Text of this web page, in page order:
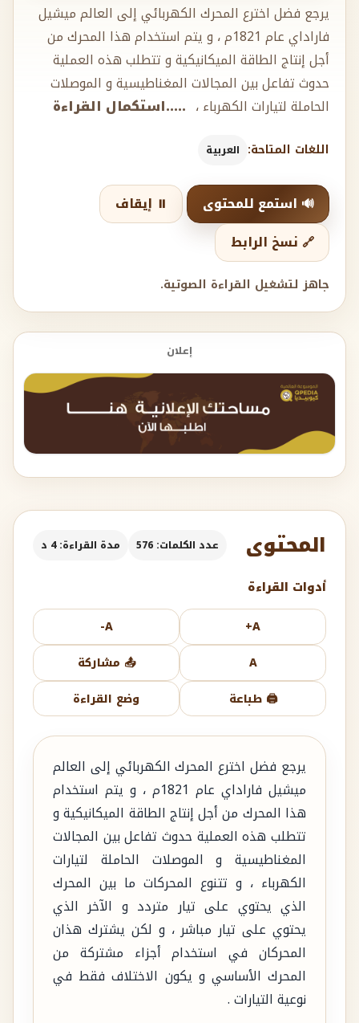
يرجع فضل اخترع المحرك الكهربائي إلى العالم ميشيل
فاراداي عام 1821م ، و يتم استخدام هذا المحرك من
أجل إنتاج الطاقة الميكانيكية و تتطلب هذه العملية
حدوث تفاعل بين المجالات المغناطيسية و الموصلات
الحاملة لتيارات الكهرباء ، .....استكمال القراءة
اللغات المتاحة: العربية
🔊 استمع للمحتوى
⏸️ إيقاف
🔗 نسخ الرابط
جاهز لتشغيل القراءة الصوتية.
إعلان
المحتوى عدد الكلمات: 576 مدة القراءة: 4 د
أدوات القراءة
A+
A-
A
📤 مشاركة
🖨️ طباعة
وضع القراءة
يرجع فضل اخترع المحرك الكهربائي إلى العالم
ميشيل فاراداي عام 1821م ، و يتم استخدام
هذا المحرك من أجل إنتاج الطاقة الميكانيكية و
تتطلب هذه العملية حدوث تفاعل بين المجالات
المغناطيسية و الموصلات الحاملة لتيارات
الكهرباء ، و تتنوع المحركات ما بين المحرك
الذي يحتوي على تيار متردد و الآخر الذي
يحتوي على تيار مباشر ، و لكن يشترك هذان
المحركان في استخدام أجزاء مشتركة من
المحرك الأساسي و يكون الاختلاف فقط في
نوعية التيارات .